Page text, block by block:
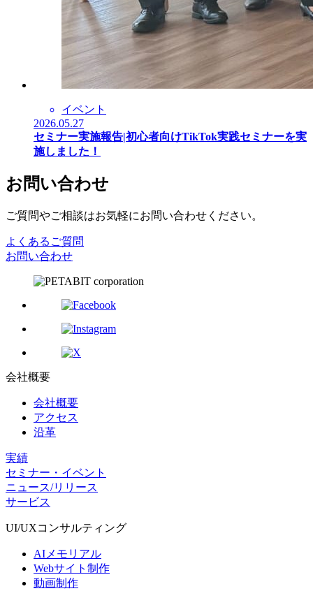
イベント
2026.05.27
セミナー実施報告|初心者向けTikTok実践セミナーを実
施しました！
お問い合わせ
ご質問やご相談はお気軽にお問い合わせください。
よくあるご質問
お問い合わせ
会社概要
会社概要
アクセス
沿革
実績
セミナー・イベント
ニュース/リリース
サービス
UI/UXコンサルティング
AIメモリアル
Webサイト制作
動画制作